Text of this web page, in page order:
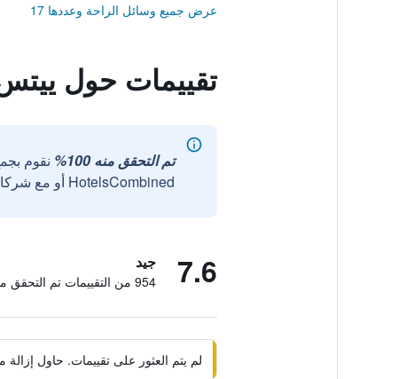
عرض جميع وسائل الراحة وعددها 17
تقييمات حول
تم التحقق منه 100%
نقوم
HotelsCombined أو مع شركائنا الخارجيين الموثوقين.
7.6 جيد
954 من التقييمات تم التحقق منها
لم يتم العثور على تقييمات. حاول